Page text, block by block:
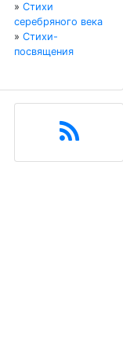
» Стихи
серебряного века
» Стихи-
посвящения